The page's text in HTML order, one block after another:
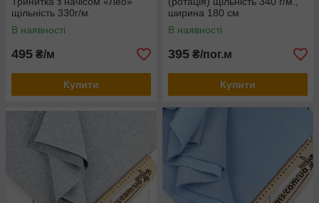
щільність 330г/м.
В наявності
495 ₴/м
Купити
ширина 180 см
В наявності
395 ₴/пог.м
Купити